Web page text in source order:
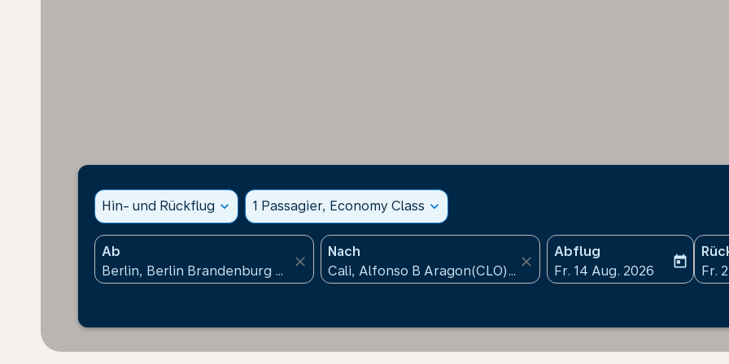
Hin- und Rückflug expand_more 1 Passagier, Economy Class expand_more
Ab
close
Nach
close
Abflug
fc-booking-departure-
Fr. 14 Aug. 2026
today
fc-
Fr.